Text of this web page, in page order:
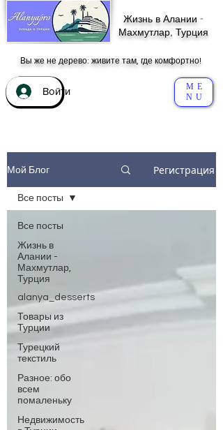
Жизнь в Алании -
Махмутлар, Турция
Вы же не дерево: живите там, где комфортно!
Войти
ME
NU
Мой Блог Регистрация
Все посты
Жизнь в
Алании -
Махмутлар,
Турция
alanya_desserts
Товары из
Турции
Турецкий
текстиль
Разное: обо
всем
помаленьку
Недвижимость
Все посты